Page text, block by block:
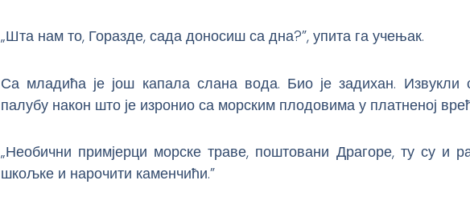
„Шта нам то, Горазде, сада доносиш са дна?”, упита га учењак.
Са младића је још капала слана вода. Био је задихан. Извукли
палубу након што је изронио са морским плодовима у платненој
„Необични примјерци морске траве, поштовани Драгоре, ту су и
шкољке и нарочити каменчићи.”